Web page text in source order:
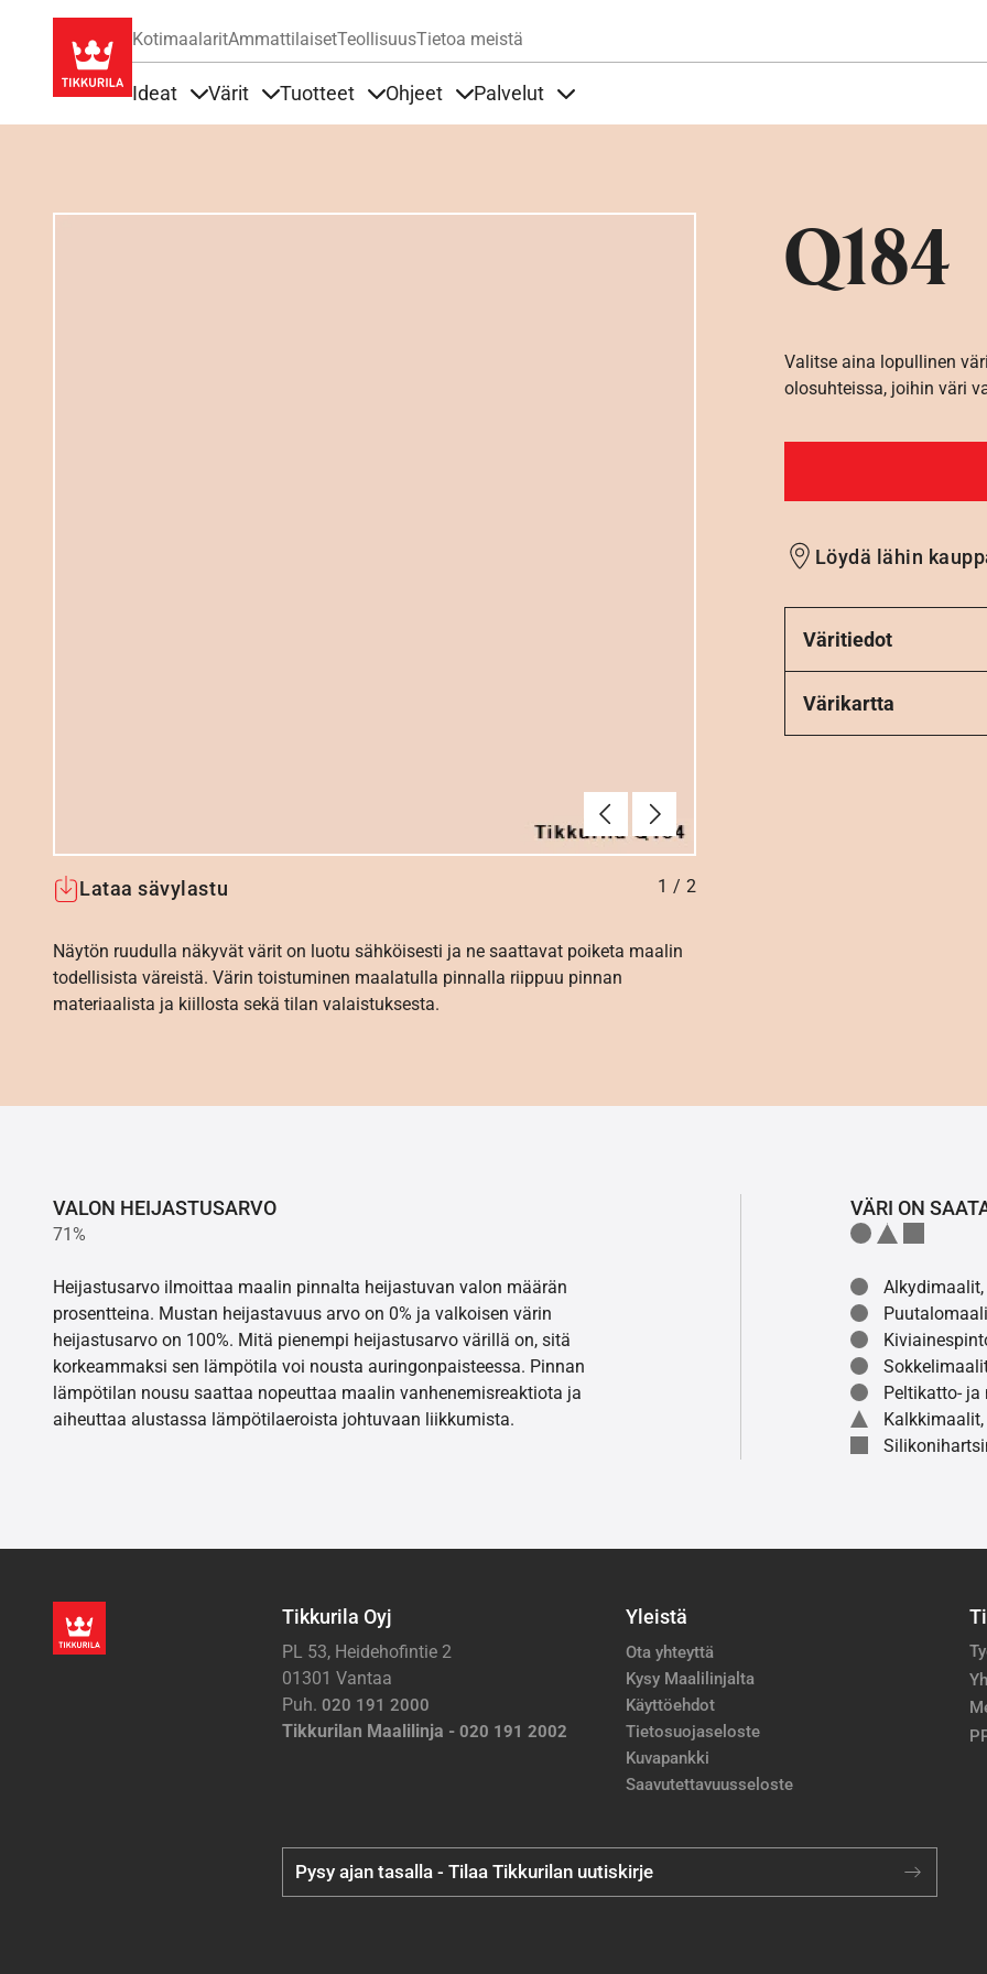
KotimaalaritAmmattilaisetTeollisuusTietoa meistä
Ideat Värit Tuotteet Ohjeet Palvelut
Q184
EdellinenSeuraava
Lataa sävylastu 1 / 2
Näytön ruudulla näkyvät värit on luotu sähköisesti ja ne saattavat poiketa maalin
todellisista väreistä. Värin toistuminen maalatulla pinnalla riippuu pinnan
materiaalista ja kiillosta sekä tilan valaistuksesta.
Valitse aina lopullinen
olosuhteissa, joihin väri
Löydä lähin
Väritiedot
Värikartta
VALON HEIJASTUSARVO
71%
Heijastusarvo ilmoittaa maalin pinnalta heijastuvan valon määrän
prosentteina. Mustan heijastavuus arvo on 0% ja valkoisen värin
heijastusarvo on 100%. Mitä pienempi heijastusarvo värillä on, sitä
korkeammaksi sen lämpötila voi nousta auringonpaisteessa. Pinnan
lämpötilan nousu saattaa nopeuttaa maalin vanhenemisreaktiota ja
aiheuttaa alustassa lämpötilaeroista johtuvaan liikkumista.
VÄRI ON
Peltikatto-
Tikkurila Oyj
PL 53, Heidehofintie 2
01301 Vantaa
Puh. 020 191 2000
Tikkurilan Maalilinja - 020 191 2002
Yleistä
Ota yhteyttä
Kysy Maalilinjalta
Käyttöehdot
Tietosuojaseloste
Kuvapankki
Saavutettavuusseloste
Pysy ajan tasalla - Tilaa Tikkurilan uutiskirje